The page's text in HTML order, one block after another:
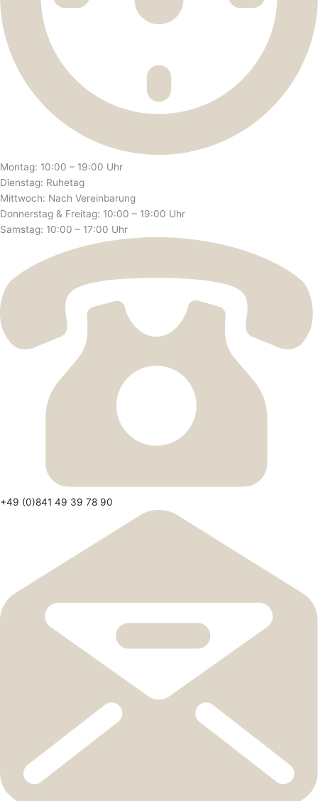
Montag: 10:00 – 19:00 Uhr
Dienstag: Ruhetag
Mittwoch: Nach Vereinbarung
Donnerstag & Freitag: 10:00 – 19:00 Uhr
Samstag: 10:00 – 17:00 Uhr
+49 (0)841 49 39 78 90